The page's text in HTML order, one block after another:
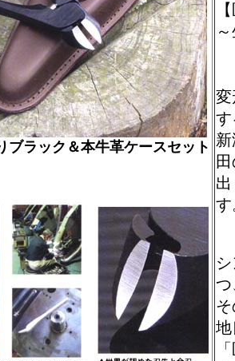
ブラック＆本牛革ケースセット
変
す
す
つ
地